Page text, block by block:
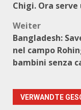
Chigi. Ora serve
Weiter
Bangladesh:
nel campo
bambini senza
VERWANDTE